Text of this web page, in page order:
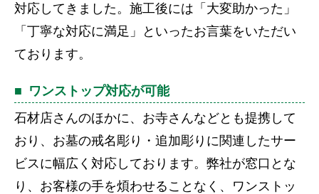
対応してきました。施工後には「大変助かった」
「丁寧な対応に満足」といったお言葉をいただい
ております。
ワンストップ対応が可能
石材店さんのほかに、お寺さんなどとも提携して
おり、お墓の戒名彫り・追加彫りに関連したサー
ビスに幅広く対応しております。弊社が窓口とな
り、お客様の手を煩わせることなく、ワンストッ